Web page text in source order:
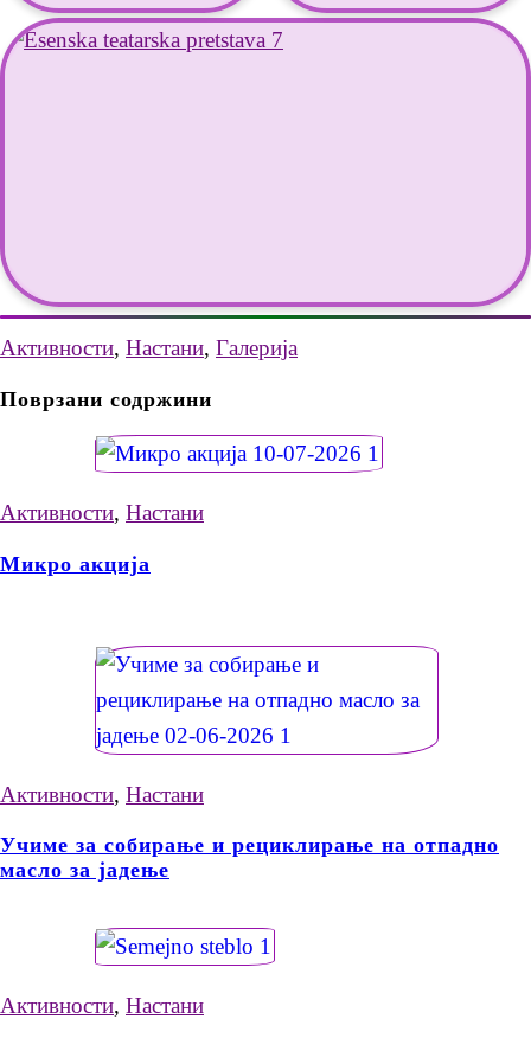
Активности, Настани, Галерија
Поврзани содржини
Активности, Настани
Микро акција
Активности, Настани
Учиме за собирање и рециклирање на отпадно
масло за јадење
Активности, Настани